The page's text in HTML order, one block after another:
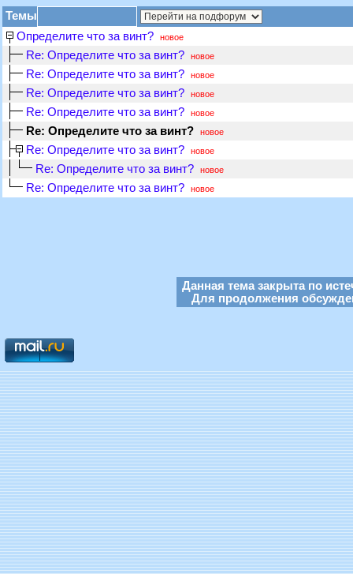
Темы
Определите что за винт?
новое
Re: Определите что за винт? новое
Re: Определите что за винт? новое
Re: Определите что за винт? новое
Re: Определите что за винт? новое
Re: Определите что за винт? новое
Re: Определите что за винт? новое
Re: Определите что за винт? новое
Re: Определите что за винт? новое
Данная тема закрыта по
Для продолжения